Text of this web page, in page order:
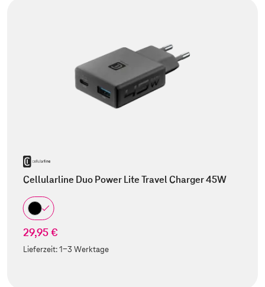
Cellularline Duo Power Lite Travel Charger 45W
29,95 €
Lieferzeit:1-3 Werktage